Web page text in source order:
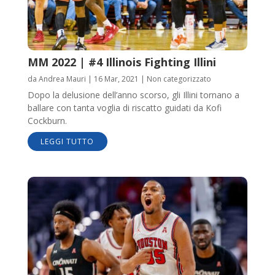
MM 2022 | #4 Illinois Fighting Illini
da Andrea Mauri | 16 Mar, 2021 | Non categorizzato
Dopo la delusione dell’anno scorso, gli Illini tornano a
ballare con tanta voglia di riscatto guidati da Kofi
Cockburn.
LEGGI TUTTO